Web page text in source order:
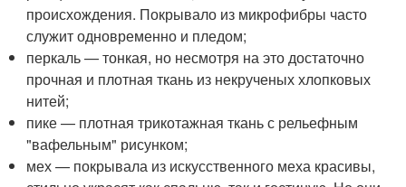
происхождения. Покрывало из микрофибры часто
служит одновременно и пледом;
перкаль — тонкая, но несмотря на это достаточно
прочная и плотная ткань из некрученых хлопковых
нитей;
пике — плотная трикотажная ткань с рельефным
"вафельным" рисунком;
мех — покрывала из искусственного меха красивы,